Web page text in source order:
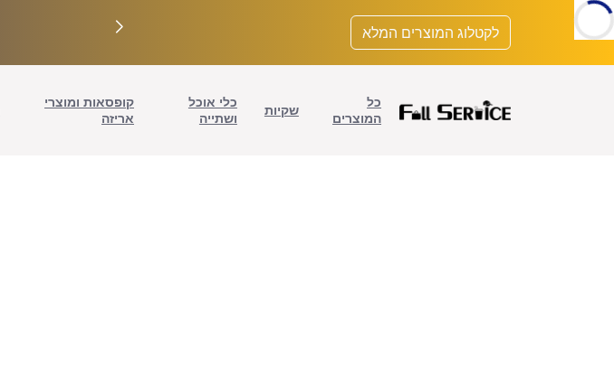
לתוכן
לקטלוג המוצרים המלא
כל
המוצרים
שקיות
כלי אוכל
ושתייה
קופסאות ומוצרי
אריזה